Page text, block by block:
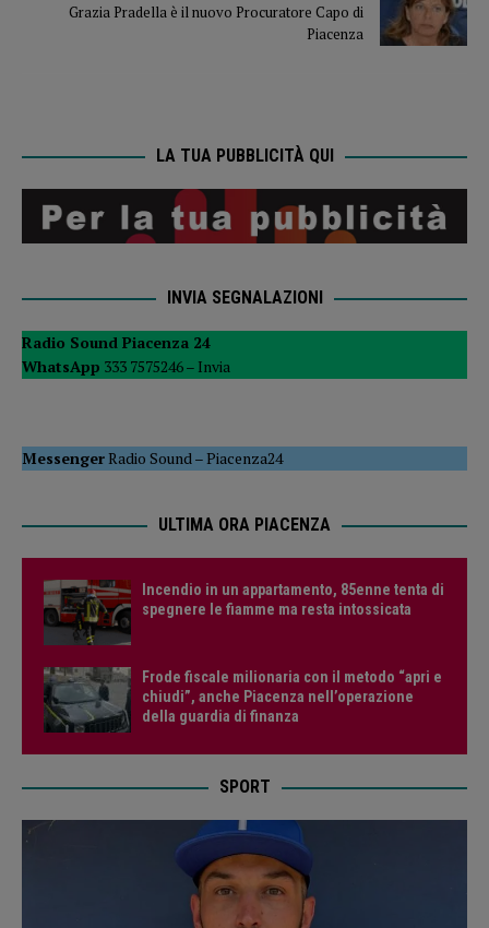
Grazia Pradella è il nuovo Procuratore Capo di
Piacenza
LA TUA PUBBLICITÀ QUI
INVIA SEGNALAZIONI
Radio Sound Piacenza 24
WhatsApp 333 7575246 – Invia
MessengerRadio Sound–Piacenza24
ULTIMA ORA PIACENZA
Incendio in un appartamento, 85enne tenta di
spegnere le fiamme ma resta intossicata
Frode fiscale milionaria con il metodo “apri e
chiudi”, anche Piacenza nell’operazione
della guardia di finanza
SPORT